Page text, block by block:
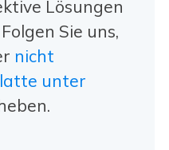
Lösungen
Sie uns,
nicht
unter